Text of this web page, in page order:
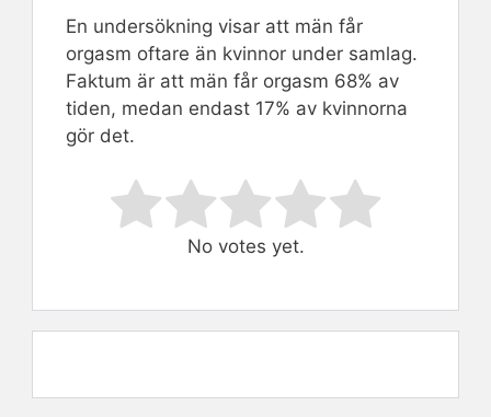
En undersökning visar att män får
orgasm oftare än kvinnor under samlag.
Faktum är att män får orgasm 68% av
tiden, medan endast 17% av kvinnorna
gör det.
Rate this item:
Submit Rating
No votes yet.